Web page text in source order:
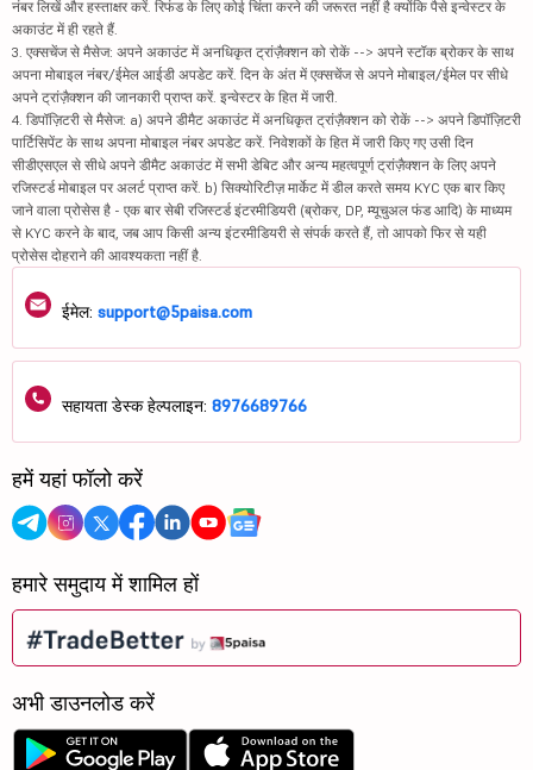
नंबर लिखें और हस्ताक्षर करें. रिफंड के लिए कोई चिंता करने की जरूरत नहीं है क्योंकि पैसे इन्वेस्टर के
अकाउंट में ही रहते हैं.
3. एक्सचेंज से मैसेज: अपने अकाउंट में अनधिकृत ट्रांज़ैक्शन को रोकें --> अपने स्टॉक ब्रोकर के साथ
अपना मोबाइल नंबर/ईमेल आईडी अपडेट करें. दिन के अंत में एक्सचेंज से अपने मोबाइल/ईमेल पर सीधे
अपने ट्रांज़ैक्शन की जानकारी प्राप्त करें. इन्वेस्टर के हित में जारी.
4. डिपॉज़िटरी से मैसेज: a) अपने डीमैट अकाउंट में अनधिकृत ट्रांज़ैक्शन को रोकें --> अपने डिपॉज़िटरी
पार्टिसिपेंट के साथ अपना मोबाइल नंबर अपडेट करें. निवेशकों के हित में जारी किए गए उसी दिन
सीडीएसएल से सीधे अपने डीमैट अकाउंट में सभी डेबिट और अन्य महत्वपूर्ण ट्रांज़ैक्शन के लिए अपने
रजिस्टर्ड मोबाइल पर अलर्ट प्राप्त करें. b) सिक्योरिटीज़ मार्केट में डील करते समय KYC एक बार किए
जाने वाला प्रोसेस है - एक बार सेबी रजिस्टर्ड इंटरमीडियरी (ब्रोकर, DP, म्यूचुअल फंड आदि) के माध्यम
से KYC करने के बाद, जब आप किसी अन्य इंटरमीडियरी से संपर्क करते हैं, तो आपको फिर से यही
प्रोसेस दोहराने की आवश्यकता नहीं है.
ईमेल: support@5paisa.com
सहायता डेस्क हेल्पलाइन: 8976689766
हमें यहां फॉलो करें
हमारे समुदाय में शामिल हों
अभी डाउनलोड करें